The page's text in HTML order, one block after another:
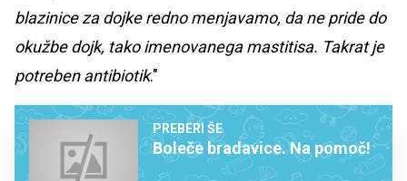
blazinice za dojke redno menjavamo, da ne pride do
okužbe dojk, tako imenovanega mastitisa. Takrat je
potreben antibiotik."
PREBERI ŠE
Boleče bradavice. Na pomoč!